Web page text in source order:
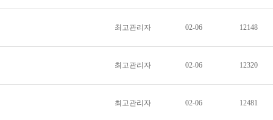
최고관리자 02-06 12148
최고관리자 02-06 12320
최고관리자 02-06 12481